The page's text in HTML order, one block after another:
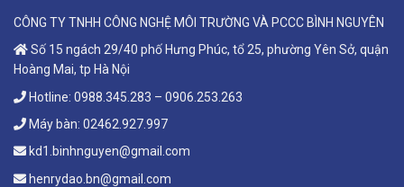
CÔNG TY TNHH CÔNG NGHỆ MÔI TRƯỜNG VÀ PCCC BÌNH NGUYÊN
Số 15 ngách 29/40 phố Hưng Phúc, tổ 25, phường Yên Sở, quận
Hoàng Mai, tp Hà Nội
Hotline: 0988.345.283 – 0906.253.263
Máy bàn: 02462.927.997
kd1.binhnguyen@gmail.com
henrydao.bn@gmail.com